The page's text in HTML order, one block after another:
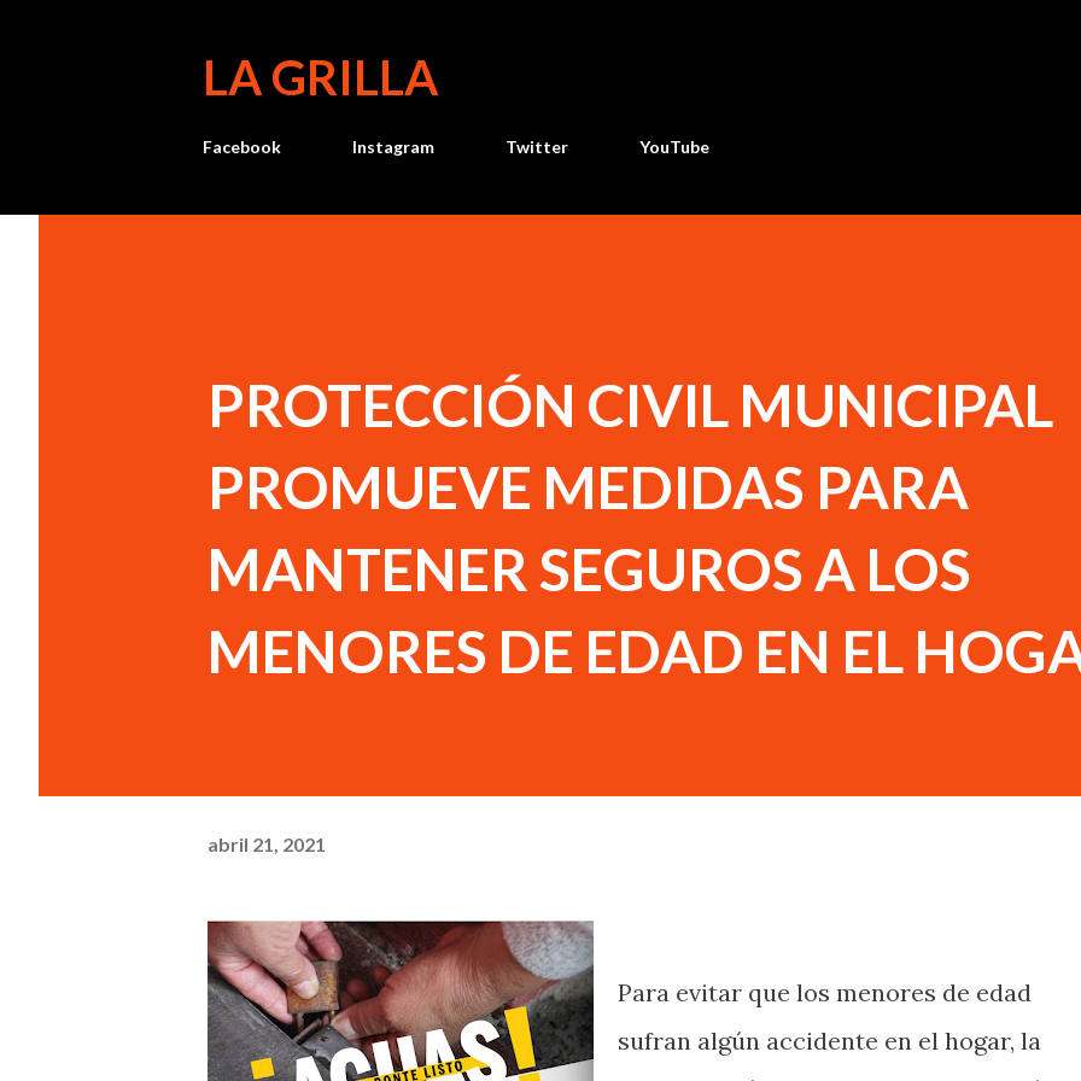
LA GRILLA
Facebook Instagram Twitter YouTube
PROTECCIÓN CIVIL MUNICIPAL
PROMUEVE MEDIDAS PARA
MANTENER SEGUROS A LOS
MENORES DE EDAD EN EL
abril 21, 2021
Para evitar que los menores de edad
sufran algún accidente en el hogar, la